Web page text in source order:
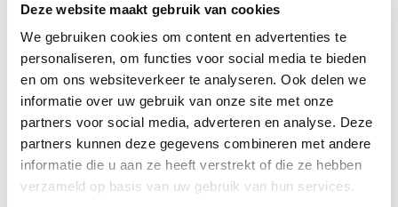
Deze website maakt gebruik van cookies
We gebruiken cookies om content en advertenties te
personaliseren, om functies voor social media te bieden
en om ons websiteverkeer te analyseren. Ook delen we
informatie over uw gebruik van onze site met onze
partners voor social media, adverteren en analyse. Deze
partners kunnen deze gegevens combineren met andere
informatie die u aan ze heeft verstrekt of die ze hebben
verzameld op basis van uw gebruik van hun services.
duurzaam bosbeheer te stimuleren. Daaraan werd ruim €
750.000 toegevoegd door organisaties die participeerde
in de diverse projecten.Consumenten onderzoeken
gerelateerd aan duurzaam Na het internationale verhaal
van Sarah, volgde twee Nederlandse studenten van de
Wageningen Universiteitdie consumentenonderzoeken
doen. Nigel Steenis onderzoekt als PhD-kandidaat de
perceptie die consumenten hebben van de duurzaamheid
van verpakkingen en hoe verpakkingen het oordeel van